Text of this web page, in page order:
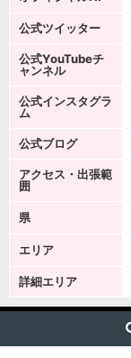
公式ツイッター
公式YouTubeチ
ャンネル
公式インスタグラ
ム
公式ブログ
アクセス・出張範
囲
県
エリア
詳細エリア